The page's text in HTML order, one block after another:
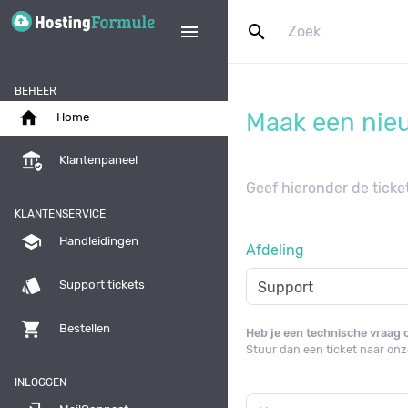
menu search
BEHEER
home Home
assured_workload Klantenpaneel
KLANTENSERVICE
school Handleidingen
style Support tickets
shopping_cart Bestellen
INLOGGEN
Maak een
Geef hieronder de
Afdeling
Heb je een technische
Stuur dan een ticket naar